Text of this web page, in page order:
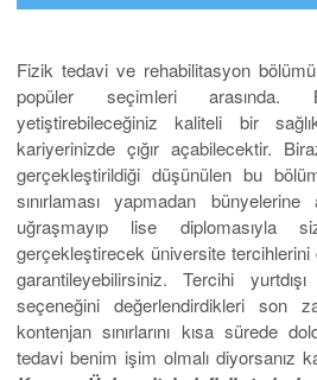
Fizik tedavi ve rehabilitasyon
popüler seçimleri
yetiştirebileceğiniz kaliteli bir
kariyerinizde çığır açabilecektir.
gerçekleştirildiği düşünülen bu
sınırlaması yapmadan bünyelerine
uğraşmayıp lise diplomasıyla
gerçekleştirecek üniversite
garantileyebilirsiniz. Tercihi
seçeneğini değerlendirdikleri son
kontenjan sınırlarını kısa sürede
tedavi benim işim olmalı diyorsanız